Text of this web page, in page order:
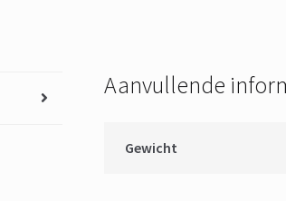
aantal
Aanvullende
Gewicht